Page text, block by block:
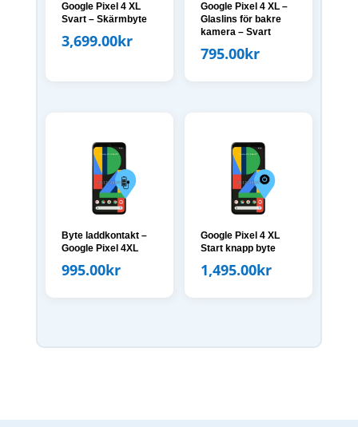
Google Pixel 4 XL
Svart – Skärmbyte
3,699.00kr
Google Pixel 4 XL –
Glaslins för bakre
kamera – Svart
795.00kr
Byte laddkontakt –
Google Pixel 4XL
995.00kr
Google Pixel 4 XL
Start knapp byte
1,495.00kr